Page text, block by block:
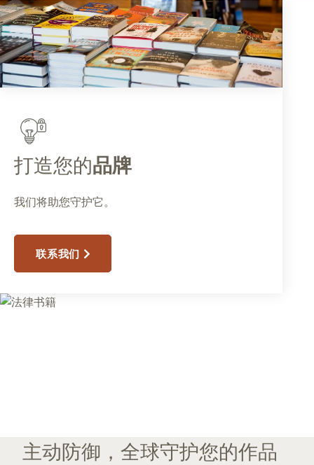
打造您的品牌
我们将助您守护它。
联系我们
主动防御，全球守护您的作品